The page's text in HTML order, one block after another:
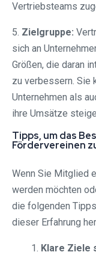
Vertriebsteams
5. Zielgruppe:
sich an
Größen, die daran
zu verbessern. Sie
Unternehmen als
ihre Umsätze
Tipps, um das
Fördervereinen
Wenn Sie Mitglied
werden möchten
die folgenden
dieser Erfahrung
Klare Ziele